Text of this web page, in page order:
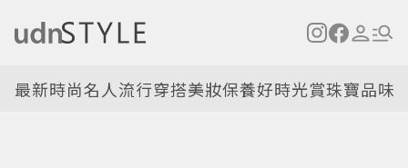
最新時尚名人流行穿搭美妝保養好時光賞珠寶品味